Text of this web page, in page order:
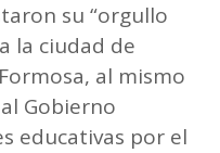
su “orgullo
la ciudad de
al mismo
Gobierno
educativas por el